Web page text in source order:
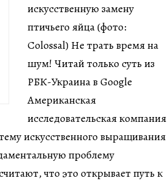
искусственную замену
птичьего яйца (фото:
Colossal) Не трать время на
шум! Читай только суть из
РБК-Украина в Google
Американская
исследовательская компания
искусственного выращивания
проблему
что это открывает путь к